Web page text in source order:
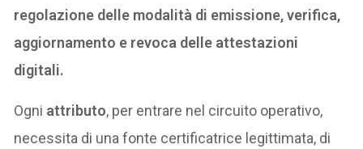
regolazione delle modalità di emissione, verifica,
aggiornamento e revoca delle attestazioni
digitali.
Ogni attributo, per entrare nel circuito operativo,
necessita di una fonte certificatrice legittimata, di